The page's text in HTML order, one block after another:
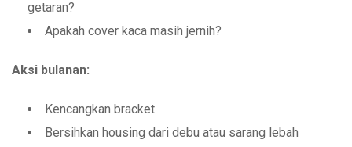
getaran?
Apakah cover kaca masih jernih?
Aksi bulanan:
Kencangkan bracket
Bersihkan housing dari debu atau sarang lebah